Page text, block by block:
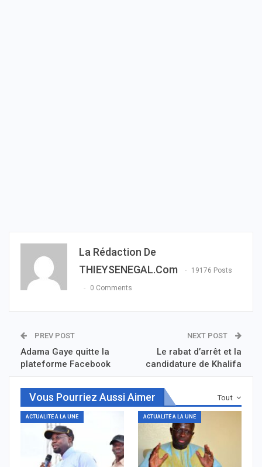
La Rédaction De
THIEYSENEGAL.com
19176 Posts
0 Comments
PREV POST
Adama Gaye quitte la
plateforme Facebook
NEXT POST
Le rabat d’arrêt et la
candidature de Khalifa
Tout
Vous Pourriez Aussi Aimer
ACTUALITÉ À LA UNE ACTUALITÉ À LA UNE